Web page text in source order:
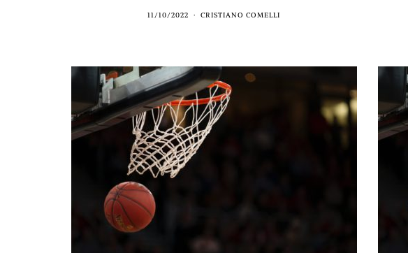
11/10/2022 CRISTIANO COMELLI